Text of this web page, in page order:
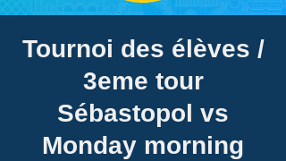
Tournoi des élèves /
3eme tour
Sébastopol vs
Monday morning